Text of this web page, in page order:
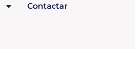
Contactar